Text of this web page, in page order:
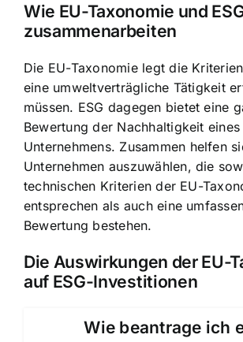
Wie EU-Taxonomie und
zusammenarbeiten
Die EU-Taxonomie legt die
eine umweltverträgliche Tätigkeit
müssen. ESG dagegen bietet eine
Bewertung der Nachhaltigkeit eines
Unternehmens. Zusammen helfen
Unternehmen auszuwählen, die
technischen Kriterien der EU-
entsprechen als auch eine
Bewertung bestehen.
Die Auswirkungen der EU-
auf ESG-Investitionen
Wie beantrage ich